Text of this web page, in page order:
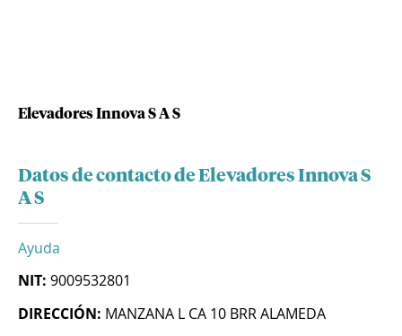
Elevadores Innova S A S
Datos de contacto de Elevadores Innova S
A S
Ayuda
NIT: 9009532801
DIRECCIÓN: MANZANA L CA 10 BRR ALAMEDA